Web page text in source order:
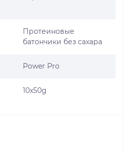
Протеиновые
батончики без сахара
Power Pro
10х50g